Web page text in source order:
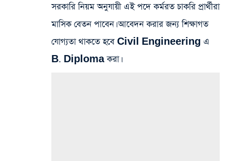
সরকারি নিয়ম অনুযায়ী এই পদে কর্মরত চাকরি প্রার্থীরা
মাসিক বেতন পাবেন। আবেদন করার জন্য শিক্ষাগত
যোগ্যতা থাকতে হবে Civil Engineering এ
B. Diploma করা।